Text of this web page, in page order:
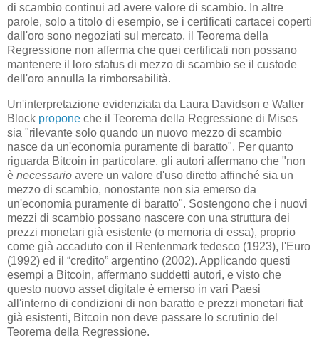
di scambio continui ad avere valore di scambio. In altre
parole, solo a titolo di esempio, se i certificati cartacei coperti
dall'oro sono negoziati sul mercato, il Teorema della
Regressione non afferma che quei certificati non possano
mantenere il loro status di mezzo di scambio se il custode
dell'oro annulla la rimborsabilità.
Un'interpretazione evidenziata da Laura Davidson e Walter
Block propone che il Teorema della Regressione di Mises
sia "rilevante solo quando un nuovo mezzo di scambio
nasce da un'economia puramente di baratto". Per quanto
riguarda Bitcoin in particolare, gli autori affermano che "non
è necessario avere un valore d'uso diretto affinché sia un
mezzo di scambio, nonostante non sia emerso da
un'economia puramente di baratto". Sostengono che i nuovi
mezzi di scambio possano nascere con una struttura dei
prezzi monetari già esistente (o memoria di essa), proprio
come già accaduto con il Rentenmark tedesco (1923), l'Euro
(1992) ed il “credito” argentino (2002). Applicando questi
esempi a Bitcoin, affermano suddetti autori, e visto che
questo nuovo asset digitale è emerso in vari Paesi
all'interno di condizioni di non baratto e prezzi monetari fiat
già esistenti, Bitcoin non deve passare lo scrutinio del
Teorema della Regressione.